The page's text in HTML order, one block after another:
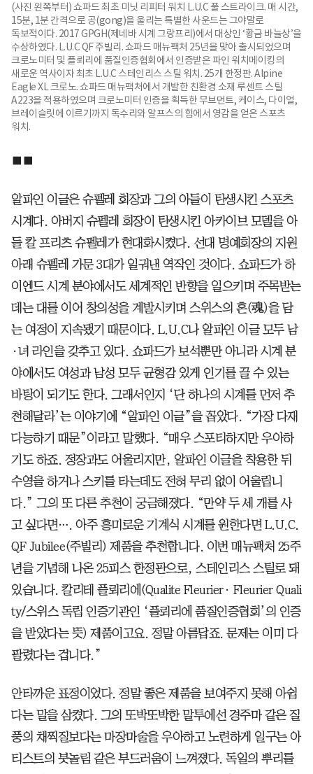
(사진 왼쪽부터) 쇼파드 최초 미닛 리피터 워치 L.U.C 풀 스트라이크. 매 시간,
15분, 1분 간격으로 공(gong)을 울리는 특별한 사운드는 그야말로
독보적이다. 2017 GPGH(제네바 시계 그랑프리)에서 대상인 ‘황금 바늘상’을
수상하였다. L.U.C QF 주빌리. 쇼파드 매뉴팩처 25년을 맞아 출시되었으며
크로노미터 및 플뢰리에 품질인증협회에서 인증받은 파인 워치메이킹의
새로운 역사이자 최초 L.U.C 스테인리스 스틸 워치. 25개 한정판. Alpine
Eagle XL 크로노. 쇼파드 매뉴팩처에서 개발한 친환경 소재 루센트 스틸
A223을 적용하였으며 크로노미터 인증을 획득한 무브먼트, 케이스, 다이얼,
브레이슬릿에 이르기까지 독수리와 알프스의 힘에서 영감을 얻은 스포츠
워치.
알파인 이글은 슈펠레 회장과 그의 아들이 탄생시킨 스포츠
시계다. 아버지 슈펠레 회장이 탄생시킨 아카이브 모델을 아
들 칼 프리츠 슈펠레가 현대화시켰다. 선대 명예회장의 지원
아래 슈펠레 가문 3대가 일궈낸 역작인 것이다. 쇼파드가 하
이엔드 시계 분야에서도 세계적인 반향을 일으키며 주목받는
데는 대를 이어 창의성을 계발시키며 스위스의 혼(魂)을 담
는 여정이 지속됐기 때문이다. L.U.C나 알파인 이글 모두 남
·녀 라인을 갖추고 있다. 쇼파드가 보석뿐만 아니라 시계 분
야에서도 여성과 남성 모두 균형감 있게 인기를 끌 수 있는
바탕이 되기도 한다. 그래서인지 ‘단 하나의 시계를 먼저 추
천해달라’는 이야기에 “알파인 이글”을 꼽았다. “가장 다재
다능하기 때문”이라고 말했다. “매우 스포티하지만 우아하
기도 하죠. 정장과도 어울리지만, 알파인 이글을 착용한 뒤
수영을 하거나 스키를 타는데도 전혀 무리 없이 어울립니
다.” 그의 또 다른 추천이 궁금해졌다. “만약 두 세 개를 사
고 싶다면…. 아주 흥미로운 기계식 시계를 원한다면 L.U.C.
QF Jubilee(주빌리) 제품을 추천합니다. 이번 매뉴팩처 25주
년을 기념해 나온 25피스 한정판으로, 스테인리스 스틸로 돼
있습니다. 칼리테 플뢰리에(Qualite Fleurier· Fleurier Quali
ty/스위스 독립 인증기관인 ‘플뢰리에 품질인증협회’의 인증
을 받았다는 뜻) 제품이고요. 정말 아름답죠. 문제는 이미 다
팔렸다는 겁니다.”
안타까운 표정이었다. 정말 좋은 제품을 보여주지 못해 아쉽
다는 말을 삼켰다. 그의 또박또박한 말투에선 경주마 같은 질
풍의 채찍질보다는 마장마술을 우아하고 노련하게 일구는 아
티스트의 붓놀림 같은 부드러움이 느껴졌다. 독일의 뿌리를